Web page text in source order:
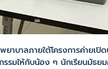
ลภายใต้โครงการค่ายเปิ
มให้กับน้อง ๆ นักเรียนมัธย